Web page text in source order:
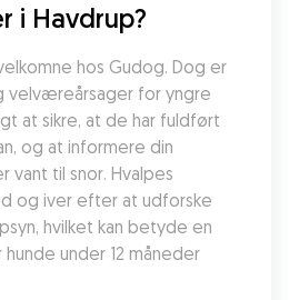
i Havdrup?
hos Gudog. Dog er
velværeårsager for yngre
at sikre, at de har fuldført
og at informere din
vant til snor. Hvalpes
og iver efter at udforske
hvilket kan betyde en
under 12 måneder